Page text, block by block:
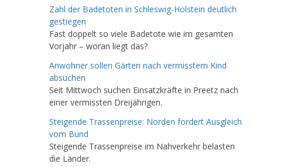
Zahl der Badetoten in Schleswig-Holstein deutlich
gestiegen
Fast doppelt so viele Badetote wie im gesamten
Vorjahr – woran liegt das?
Anwohner sollen Gärten nach vermisstem Kind
absuchen
Seit Mittwoch suchen Einsatzkräfte in Preetz nach
einer vermissten Dreijährigen.
Steigende Trassenpreise: Norden fordert Ausgleich
vom Bund
Steigende Trassenpreise im Nahverkehr belasten
die Länder.